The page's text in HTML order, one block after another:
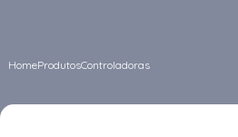
HomeProdutosControladoras